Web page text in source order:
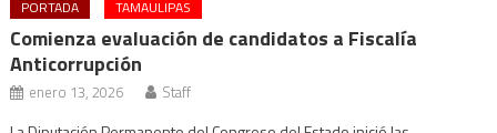
PORTADA TAMAULIPAS
Comienza evaluación de candidatos a Fiscalía
Anticorrupción
enero 13, 2026 Staff